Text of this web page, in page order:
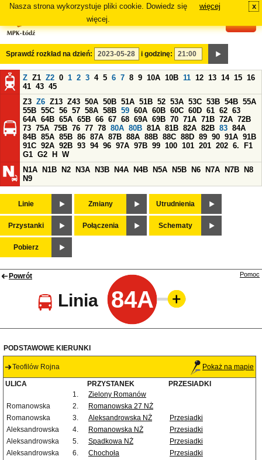
Nasza strona wykorzystuje pliki cookie. Dowiedz się
więcej.
więcej x
Sprawdź rozkład na dzień: i godzinę:
Z Z1 Z2 0 1 2 3 4 5 6 7 8 9 10A 10B 11 12 13 14 15 16
41 43 45
Z3 Z6 Z13 Z43 50A 50B 51A 51B 52 53A 53C 53B 54B 55A
55B 55C 56 57 58A 58B 59 60A 60B 60C 60D 61 62 63
64A 64B 65A 65B 66 67 68 69A 69B 70 71A 71B 72A 72B
73 75A 75B 76 77 78 80A 80B 81A 81B 82A 82B 83 84A
84B 85A 85B 86 87A 87B 88A 88B 88C 88D 89 90 91A 91B
91C 92A 92B 93 94 96 97A 97B 99 100 101 201 202 6.
F1
G1 G2 H
W
N1A
N1B N2 N3A N3B N4A N4B N5A N5B N6 N7A N7B
N8
N9
Linie Zmiany Utrudnienia
Przystanki Połączenia Schematy
Pobierz
Powrót
Linia 84A
Pomoc
PODSTAWOWE KIERUNKI
Teofilów Rojna Pokaż na mapie
ULICA PRZYSTANEK
PRZESIADKI
1.
Zielony Romanów
Romanowska
2.
Romanowska 27 NŻ
Romanowska
3. Aleksandrowska NŻ
Przesiadki
Aleksandrowska
4. Romanowska NŻ
Przesiadki
Aleksandrowska
5. Spadkowa NŻ
Przesiadki
Aleksandrowska
6. Chochoła
Przesiadki